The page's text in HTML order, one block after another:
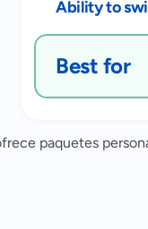
Ability to
Best for
paquetes